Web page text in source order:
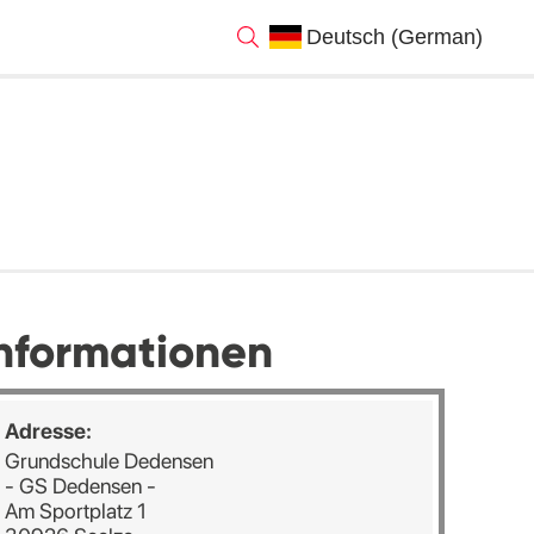
Adresse:
Grundschule Dedensen
- GS Dedensen -
Am Sportplatz 1